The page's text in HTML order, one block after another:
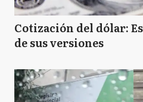
Cotización del dólar:
de sus versiones